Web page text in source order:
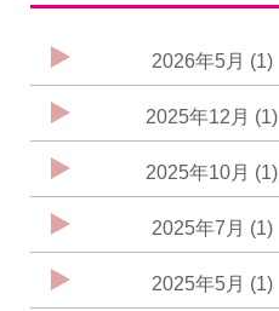
2026年5月 (1)
2025年12月 (1)
2025年10月 (1)
2025年7月 (1)
2025年5月 (1)